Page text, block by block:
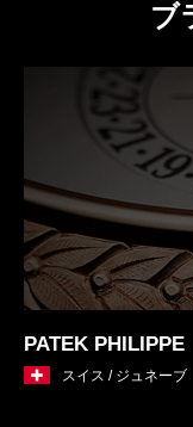
ブ
PATEK PHILIPPE
スイス / ジュネーブ